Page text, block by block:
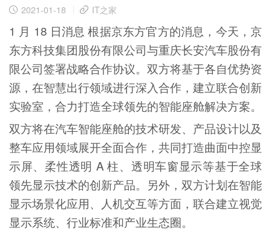
2021-01-18 IT之家
1 月 18 日消息 根据京东方官方的消息，今天，京
东方科技集团股份有限公司与重庆长安汽车股份有
限公司签署战略合作协议。双方将基于各自优势资
源，在智慧出行领域进行深入合作，建立联合创新
实验室，合力打造全球领先的智能座舱解决方案。
双方将在汽车智能座舱的技术研发、产品设计以及
整车应用领域展开全面合作，共同打造曲面中控显
示屏、柔性透明 A 柱、透明车窗显示等基于全球
领先显示技术的创新产品。另外，双方计划在智能
显示场景化应用、人机交互等方面，联合建立视觉
显示系统、行业标准和产业生态圈。